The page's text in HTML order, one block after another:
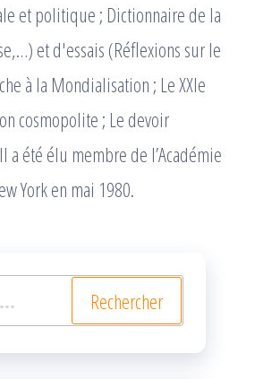
et politique ; Dictionnaire de la
et d'essais (Réflexions sur le
à la Mondialisation ; Le XXIe
cosmopolite ; Le devoir
a été élu membre de l’Académie
York en mai 1980.